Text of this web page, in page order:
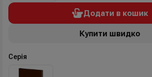
Додати в кошик
Купити швидко
Серія